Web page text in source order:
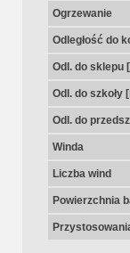
Ogrzewanie
Odległość do
Odl. do sklepu
Odl. do szkoły
Odl. do
Winda
Liczba wind
Powierzchnia